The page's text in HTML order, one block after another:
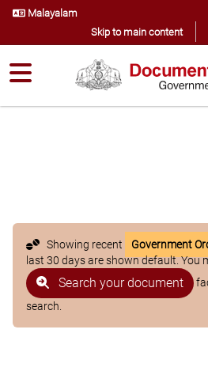
Malayalam
Skip to main content
Showing recent Government
last 30 days are shown default. You
Search your document
search.